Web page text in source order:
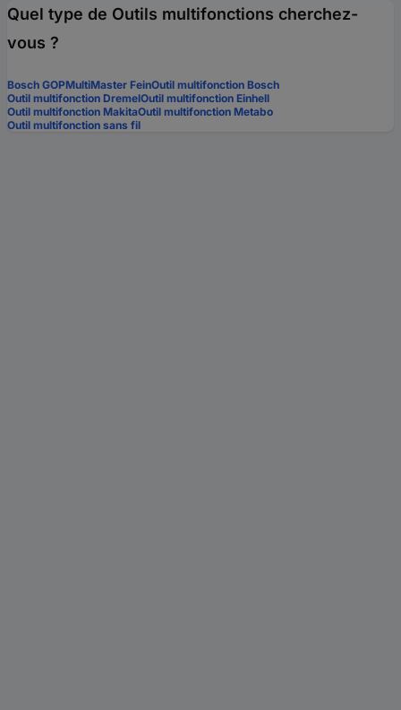
Quel type de Outils multifonctions cherchez-
vous ?
Bosch GOPMultiMaster FeinOutil multifonction Bosch
Outil multifonction DremelOutil multifonction Einhell
Outil multifonction MakitaOutil multifonction Metabo
Outil multifonction sans fil